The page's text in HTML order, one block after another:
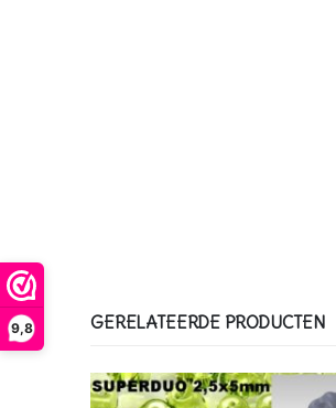
9,8 GERELATEERDE PRODUCTEN